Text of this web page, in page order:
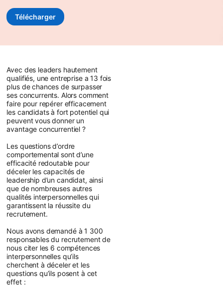
Télécharger
Avec des leaders hautement
qualifiés, une entreprise a 13 fois
plus de chances de surpasser
ses concurrents. Alors comment
faire pour repérer efficacement
les candidats à fort potentiel qui
peuvent vous donner un
avantage concurrentiel ?
Les questions d’ordre
comportemental sont d’une
efficacité redoutable pour
déceler les capacités de
leadership d’un candidat, ainsi
que de nombreuses autres
qualités interpersonnelles qui
garantissent la réussite du
recrutement.
Nous avons demandé à 1 300
responsables du recrutement de
nous citer les 6 compétences
interpersonnelles qu’ils
cherchent à déceler et les
questions qu’ils posent à cet
effet :